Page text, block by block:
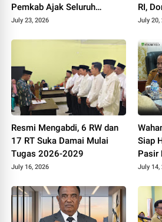
Pemkab Ajak Seluruh
Elemen Wujudkan Generasi
July 23, 2026
RI,
Fiskal
July 20,
Resmi Mengabdi, 6 RW dan
17 RT Suka Damai Mulai
Tugas 2026-2029
July 16, 2026
Siap
Pasir
2026
July 14,